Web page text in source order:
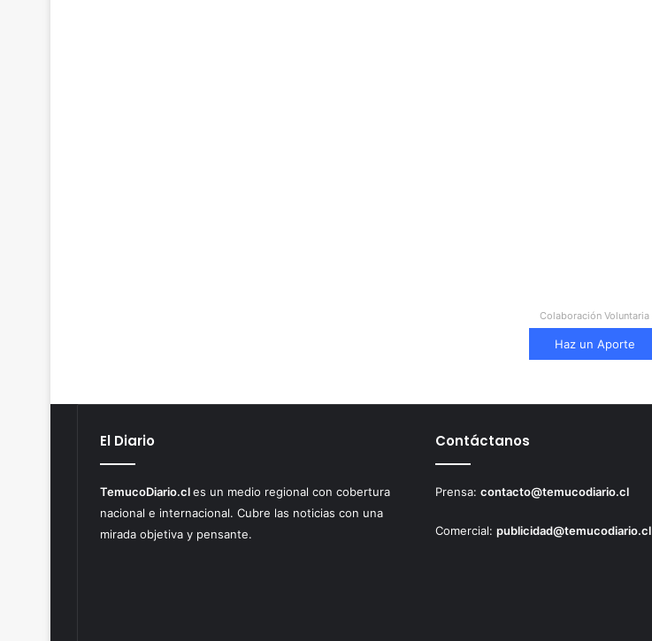
Colaboración Voluntaria
Haz un Aporte
El Diario
TemucoDiario.cles un medio regional con cobertura
nacional e internacional. Cubre las noticias con una
mirada objetiva y pensante.
Contáctanos
Prensa:contacto@temucodiario.cl
Comercial:publicidad@temucodiario.cl